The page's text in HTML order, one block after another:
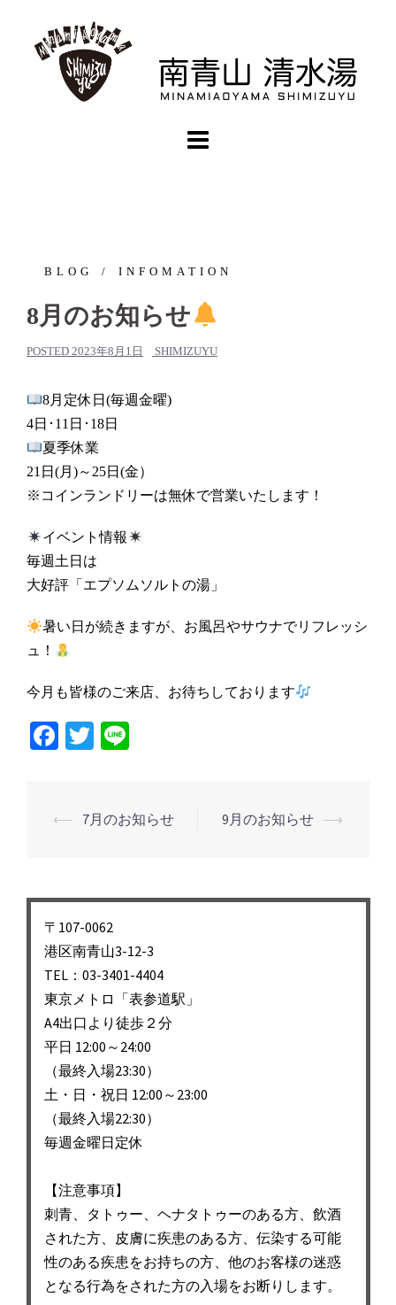
BLOG INFOMATION
8月のお知らせ
POSTED 2023年8月1日 SHIMIZUYU
8月定休日(毎週金曜)
4日･11日･18日
夏季休業
21日(月)～25日(金）
※コインランドリーは無休で営業いたします！
イベント情報
毎週土日は
大好評「エプソムソルトの湯」
暑い日が続きますが、お風呂やサウナでリフレッシ
ュ！
今月も皆様のご来店、お待ちしております
Facebook
Twitter
投
ビ
ゲ
ー
シ
ョ
ン
⟵ 7月のお知らせ 9月のお知らせ ⟶
〒107-0062
港区南青山3-12-3
TEL：03-3401-4404
東京メトロ「表参道駅」
A4出口より徒歩２分
平日 12:00～24:00
（最終入場23:30）
土・日・祝日 12:00～23:00
（最終入場22:30）
毎週金曜日定休
【注意事項】
刺青、タトゥー、ヘナタトゥーのある方、飲酒
された方、皮膚に疾患のある方、伝染する可能
性のある疾患をお持ちの方、他のお客様の迷惑
となる行為をされた方の入場をお断りします。